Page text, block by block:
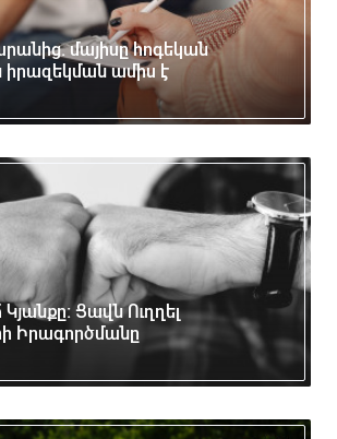
մայիսը հոգեկան
իրազեկման ամիս է
Ցավն Ուղղել
Իրագործմանը